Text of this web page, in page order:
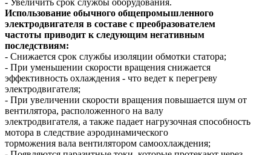
Использование обычного общепромышленного
электродвигателя в составе с преобразователем
частоты приводит к следующим негативным
последствиям:
- Снижается срок службы изоляции обмотки статора;
- При уменьшении скорости вращения снижается
эффективность охлаждения - что ведет к перегреву
электродвигателя;
- При увеличении скорости вращения повышается шум от
вентилятора, расположенного на валу
электродвигателя, а также падает нагрузочная способность
мотора в следствие аэродинамического
торможения вала вентилятором самоохлаждения;